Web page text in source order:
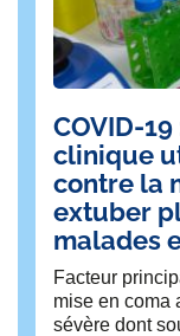
Praticien
Dr Marie-
Dr Malika
Praticien
Dr
Médecin
COVID-
clinique
contre la
extuber
malades
Facteur
mise en coma
sévère dont